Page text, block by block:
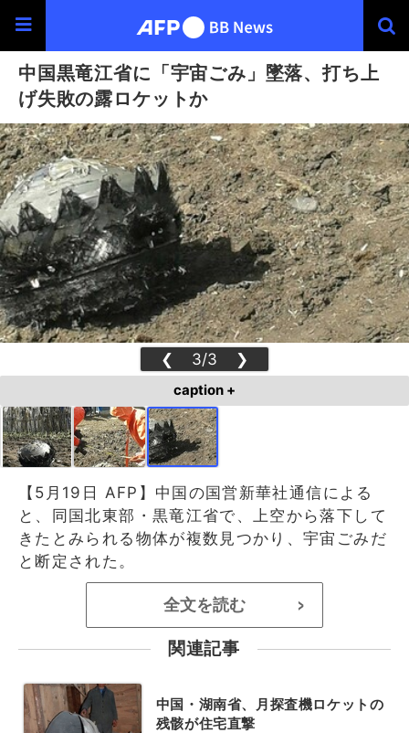
中国黒竜江省に「宇宙ごみ」墜落、打ち上
げ失敗の露ロケットか
❮ 3/3 ❯
caption +
【5月19日 AFP】中国の国営新華社通信による
と、同国北東部・黒竜江省で、上空から落下して
きたとみられる物体が複数見つかり、宇宙ごみだ
と断定された。
全文を読む >
関連記事
中国・湖南省、月探査機ロケットの
残骸が住宅直撃